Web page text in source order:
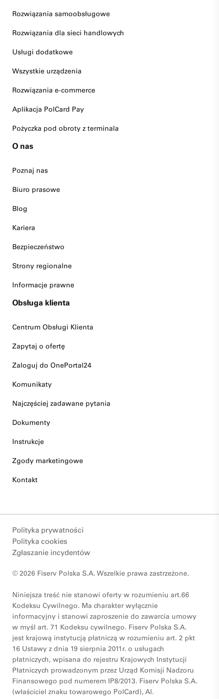
Rozwiązania samoobsługowe
Rozwiązania dla sieci handlowych
Usługi dodatkowe
Wszystkie urządzenia
Rozwiązania e-commerce
Aplikacja PolCard Pay
Pożyczka pod obroty z terminala
O nas
Poznaj nas
Biuro prasowe
Blog
Kariera
Bezpieczeństwo
Strony regionalne
Informacje prawne
Obsługa klienta
Centrum Obsługi Klienta
Zapytaj o ofertę
Zaloguj do OnePortal24
Komunikaty
Najczęściej zadawane pytania
Dokumenty
Instrukcje
Zgody marketingowe
Kontakt
Polityka prywatności
Polityka cookies
Zgłaszanie incydentów
© 2026 Fiserv Polska S.A. Wszelkie prawa zastrzeżone.
Niniejsza treść nie stanowi oferty w rozumieniu art.66
Kodeksu Cywilnego. Ma charakter wyłącznie
informacyjny i stanowi zaproszenie do zawarcia umowy
w myśl art. 71 Kodeksu cywilnego. Fiserv Polska S.A.
jest krajową instytucją płatniczą w rozumieniu art. 2 pkt
16 Ustawy z dnia 19 sierpnia 2011r. o usługach
płatniczych, wpisana do rejestru Krajowych Instytucji
Płatniczych prowadzonym przez Urząd Komisji Nadzoru
Finansowego pod numerem IP8/2013. Fiserv Polska S.A.
(właściciel znaku towarowego PolCard), Al.